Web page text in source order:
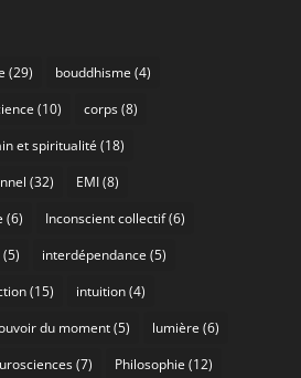
(29) bouddhisme (4)
(10) corps(8)
et spiritualité (18)
(32) EMI(8)
(6) Inconscient collectif(6)
(5) interdépendance (5)
(15) intuition(4)
du moment(5) lumière (6)
(7) Philosophie (12)